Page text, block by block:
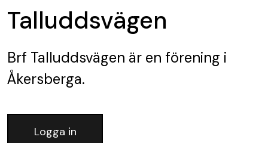
Talluddsvägen
Brf Talluddsvägen är en förening i
Åkersberga.
Logga in